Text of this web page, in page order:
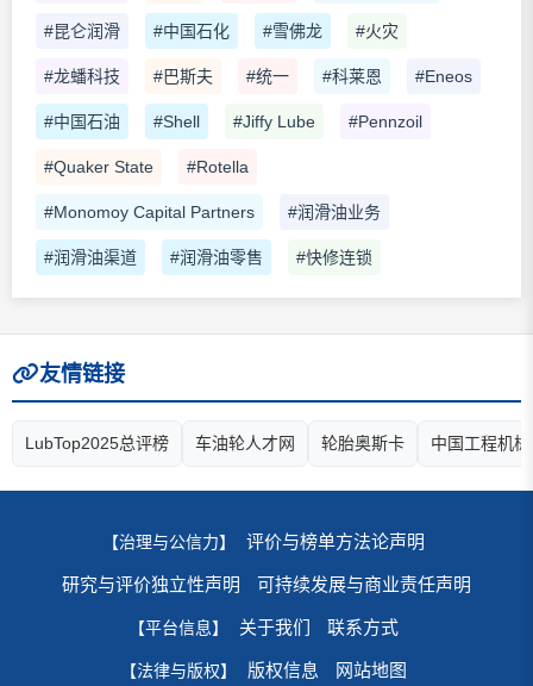
#昆仑润滑 #中国石化 #雪佛龙 #火灾
#龙蟠科技 #巴斯夫 #统一 #科莱恩 #Eneos
#中国石油 #Shell #Jiffy Lube #Pennzoil
#Quaker State #Rotella
#Monomoy Capital Partners #润滑油业务
#润滑油渠道 #润滑油零售 #快修连锁
友情链接
LubTop2025总评榜 车油轮人才网 轮胎奥斯卡 中国工程机
【治理与公信力】 评价与榜单方法论声明
研究与评价独立性声明 可持续发展与商业责任声明
【平台信息】 关于我们 联系方式
【法律与版权】 版权信息 网站地图